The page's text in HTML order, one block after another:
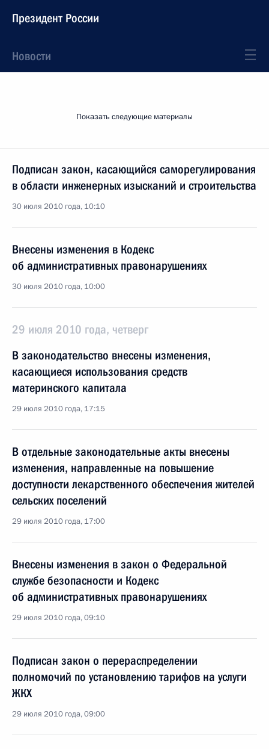
Президент России
Новости
Показать следующие материалы
Подписан закон, касающийся саморегулирования
в области инженерных изысканий и строительства
30 июля 2010 года, 10:10
Внесены изменения в Кодекс
об административных правонарушениях
30 июля 2010 года, 10:00
29 июля 2010 года, четверг
В законодательство внесены изменения,
касающиеся использования средств
материнского капитала
29 июля 2010 года, 17:15
В отдельные законодательные акты внесены
изменения, направленные на повышение
доступности лекарственного обеспечения жителей
сельских поселений
29 июля 2010 года, 17:00
Внесены изменения в закон о Федеральной
службе безопасности и Кодекс
об административных правонарушениях
29 июля 2010 года, 09:10
Подписан закон о перераспределении
полномочий по установлению тарифов на услуги
ЖКХ
29 июля 2010 года, 09:00